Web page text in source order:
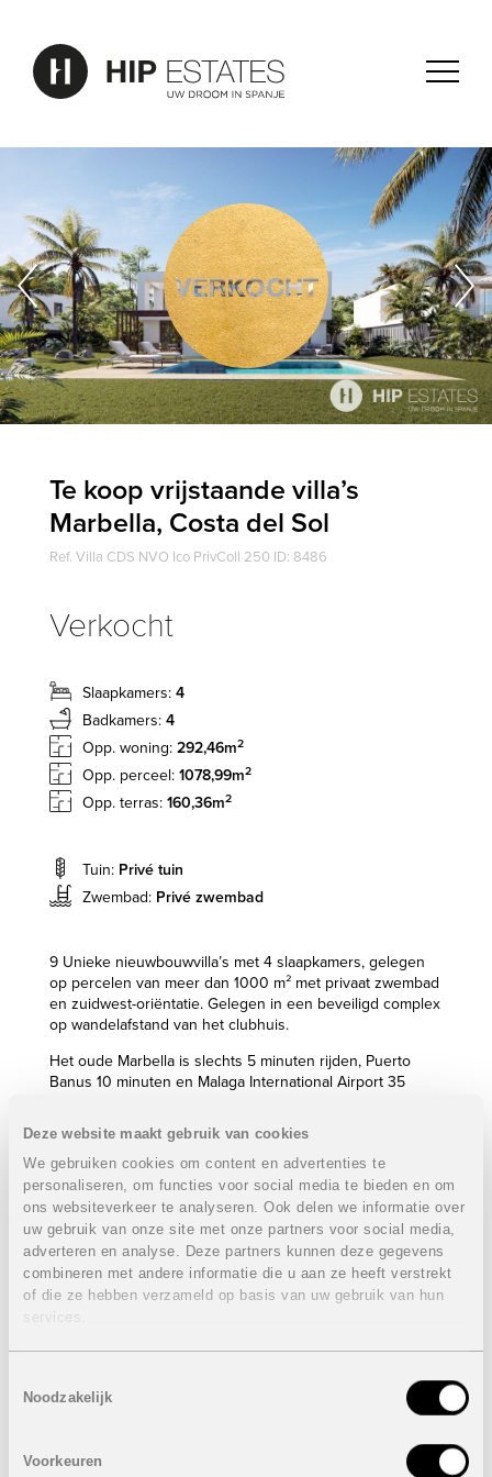
Deze website maakt gebruik van cookies
We gebruiken cookies om content en advertenties te
personaliseren, om functies voor social media te bieden en om
ons websiteverkeer te analyseren. Ook delen we informatie over
uw gebruik van onze site met onze partners voor social media,
adverteren en analyse. Deze partners kunnen deze gegevens
combineren met andere informatie die u aan ze heeft verstrekt
of die ze hebben verzameld op basis van uw gebruik van hun
services.
Noodzakelijk
Voorkeuren
Te koop vrijstaande villa’s
Marbella, Costa del Sol
Ref. Villa CDS NVO Ico PrivColl 250 ID: 8486
Verkocht
Slaapkamers: 4
Badkamers: 4
Opp. woning: 292,46m2
Opp. perceel: 1078,99m2
Opp. terras: 160,36m2
Tuin: Privé tuin
Zwembad: Privé zwembad
9 Unieke nieuwbouwvilla’s met 4 slaapkamers, gelegen
op percelen van meer dan 1000 m² met privaat zwembad
en zuidwest-oriëntatie. Gelegen in een beveiligd complex
op wandelafstand van het clubhuis.
Het oude Marbella is slechts 5 minuten rijden, Puerto
Banus 10 minuten en Malaga International Airport 35
golfbanen gelegen waaronder Marbella Golf & Country
Club, Santa Maria Golf Club Marbella, Aloha Golf Club,…
Eigenschappen villa’s: VERKOCHT
4 Slaapkamers
4 Badkamers
Bebouwde oppervlakte: van 240,05 m² tot 310,39 m²
Terrassen: van 98,43 m² tot 160,36 m²
Percelen: van 1.001,12 m² tot 1.250,39 m²
Prijzen vanVERKOCHT
STUUR NAAR EEN VRIEND